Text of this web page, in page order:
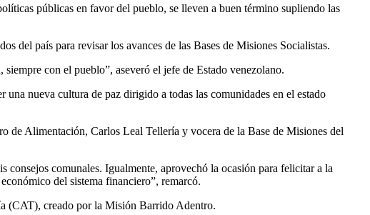
públicas en favor del pueblo, se lleven a buen término supliendo las
del país para revisar los avances de las Bases de Misiones Socialistas.
con el pueblo”, aseveró el jefe de Estado venezolano.
nueva cultura de paz dirigido a todas las comunidades en el estado
de Alimentación, Carlos Leal Tellería y vocera de la Base de Misiones del
consejos comunales. Igualmente, aprovechó la ocasión para felicitar a la
del sistema financiero”, remarcó.
(CAT), creado por la Misión Barrido Adentro.